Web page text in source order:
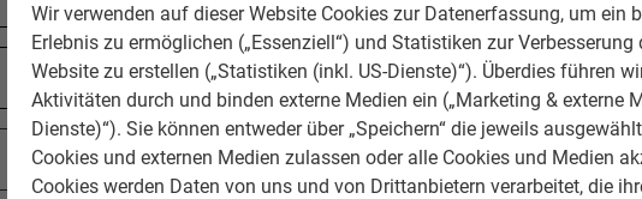
Wir verwenden auf dieser Website Cookies zur Datenerfassung, um ein
Erlebnis zu ermöglichen („Essenziell“) und Statistiken zur Verbesserung
Website zu erstellen („Statistiken (inkl. US-Dienste)“). Überdies führen
Aktivitäten durch und binden externe Medien ein („Marketing & externe
Dienste)“). Sie können entweder über „Speichern“ die jeweils
Cookies und externen Medien zulassen oder alle Cookies und Medien
Cookies werden Daten von uns und von Drittanbietern verarbeitet, die